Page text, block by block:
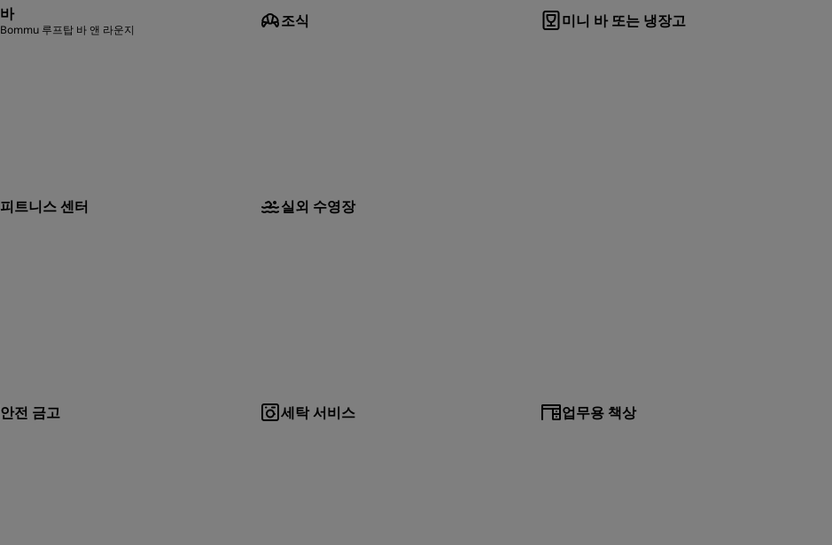
바
Bommu 루프탑 바 앤 라운지 조식 미니 바 또는 냉장고
피트니스 센터 실외 수영장
안전 금고 세탁 서비스 업무용 책상